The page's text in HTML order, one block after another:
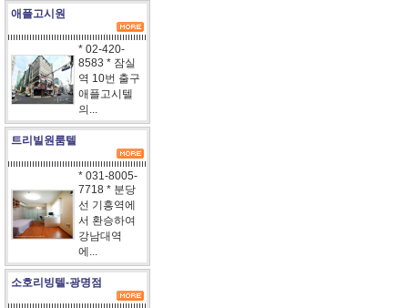
애플고시원
* 02-420-
8583 * 잠실
역 10번 출구
애플고시텔
의...
트리빌원룸텔
* 031-8005-
7718 * 분당
선 기흥역에
서 환승하여
강남대역
에...
소호리빙텔-광명점